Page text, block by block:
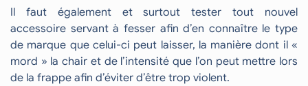
Il faut également et surtout tester tout nouvel
accessoire servant à fesser afin d’en connaître le type
de marque que celui-ci peut laisser, la manière dont il «
mord » la chair et de l’intensité que l’on peut mettre lors
de la frappe afin d’éviter d’être trop violent.